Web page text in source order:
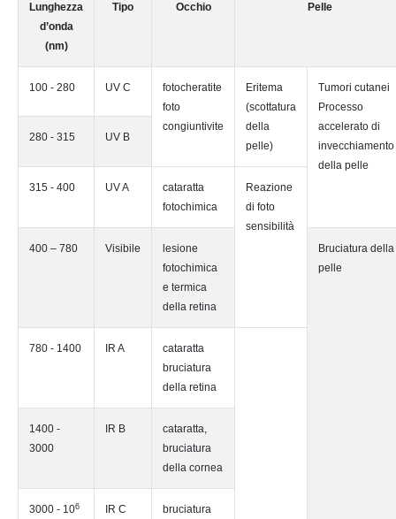
Lunghezza
d’onda
(nm)
Tipo Occhio Pelle
100 - 280 UV C
fotocheratite
foto
congiuntivite
Eritema
(scottatura
della
pelle)
Tumori cutanei
Processo
accelerato di
invecchiamento
della pelle
280 - 315 UV B
315 - 400 UV A
cataratta
fotochimica
Reazione
di foto
sensibilità
400 – 780
Visibile
lesione
fotochimica
e termica
della retina
Bruciatura della
pelle
780 - 1400 IR A
cataratta
bruciatura
della retina
1400 -
3000
IR B
cataratta,
bruciatura
della cornea
3000 - 106 IR C
bruciatura